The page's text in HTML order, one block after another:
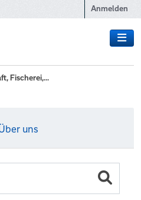
Anmelden
Fischerei,...
uns